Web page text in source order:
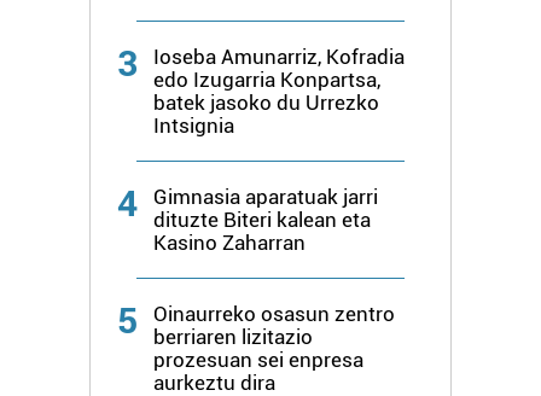
produktuak garatzeko. Zure datuak nork eta zertarako
erabiltzen dituen hauta dezakezu.
Bazkide batzuek ez dizute baimenik eskatzen, eta beren
interes komertzial legitimoetan babesten dira. Ikusi gure
duten interes legitimoa eta horren aurka nola egin
dezakezun ikusteko.
buruzko informazio gehiago eta ezarri zure lehentasunak
datuen atalean. Edozein unetan alda edo ken dezakezu
zure baimena Cookieen adierazpenean.
3
Ioseba Amunarriz, Kofradia
edo Izugarria Konpartsa,
batek jasoko du Urrezko
Intsignia
4
Gimnasia aparatuak jarri
dituzte Biteri kalean eta
Kasino Zaharran
5
Oinaurreko osasun zentro
berriaren lizitazio
prozesuan sei enpresa
aurkeztu dira